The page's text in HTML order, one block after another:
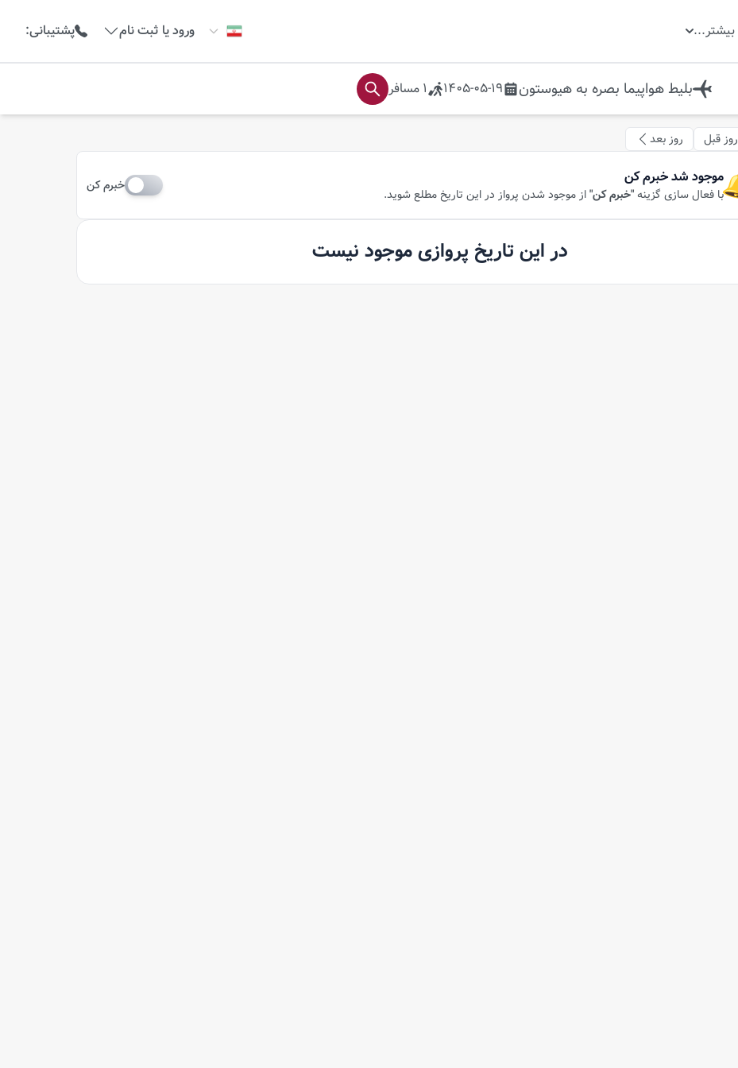
بیشتر... ورود یا ثبت نام پشتیبانی:
بلیط هواپیما بصره به هیوستون 1405-05-19
1 مسافر
روز قبل روز بعد
موجود شد خبرم کن
با فعال سازی گزینه"خبرم کن"از موجود شدن پرواز در این تاریخ مطلع شوید.
خبرم کن
در این تاریخ پروازی موجود نیست